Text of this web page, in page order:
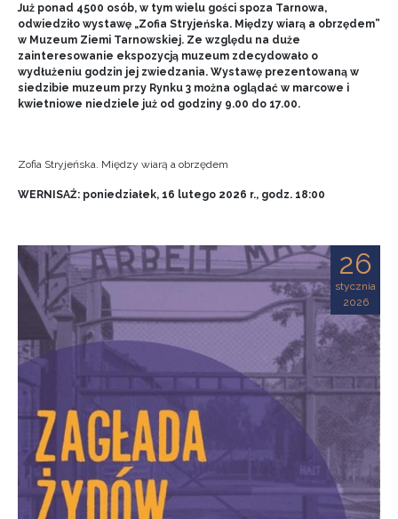
Już ponad 4500 osób, w tym wielu gości spoza Tarnowa,
odwiedziło wystawę „Zofia Stryjeńska. Między wiarą a obrzędem”
w Muzeum Ziemi Tarnowskiej. Ze względu na duże
zainteresowanie ekspozycją muzeum zdecydowało o
wydłużeniu godzin jej zwiedzania. Wystawę prezentowaną w
siedzibie muzeum przy Rynku 3 można oglądać w marcowe i
kwietniowe niedziele już od godziny 9.00 do 17.00.
Zofia Stryjeńska. Między wiarą a obrzędem
WERNISAŻ: poniedziałek, 16 lutego 2026 r., godz. 18:00
26
stycznia
2026